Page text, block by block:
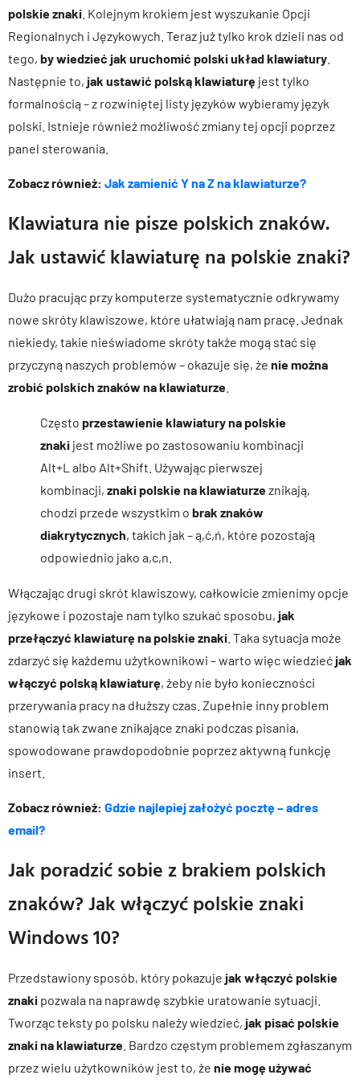
polskie znaki . Kolejnym krokiem jest wyszukanie Opcji
Regionalnych i Językowych. Teraz już tylko krok dzieli nas od
tego, by wiedzieć jak uruchomić polski układ klawiatury
Następnie to, jak ustawić polską klawiaturę jest tylko
formalnością – z rozwiniętej listy języków wybieramy język
polski. Istnieje również możliwość zmiany tej opcji poprzez
panel sterowania.
Zobacz również: Jak zamienić Y na Z na klawiaturze?
Klawiatura nie pisze polskich znaków.
Jak ustawić klawiaturę na polskie znaki?
Dużo pracując przy komputerze systematycznie odkrywamy
nowe skróty klawiszowe, które ułatwiają nam pracę. Jednak
niekiedy, takie nieświadome skróty także mogą stać się
przyczyną naszych problemów – okazuje się, że nie można
zrobić polskich znaków na klawiaturze
Często przestawienie klawiatury na polskie
znaki jest możliwe po zastosowaniu kombinacji
Alt+L albo Alt+Shift. Używając pierwszej
kombinacji, znaki polskie na klawiaturzeznikają,
chodzi przede wszystkim o brak znaków
diakrytycznych, takich jak – ą,ć,ń, które pozostają
odpowiednio jako a,c,n.
Włączając drugi skrót klawiszowy, całkowicie zmienimy opcje
językowe i pozostaje nam tylko szukać sposobu, jak
przełączyć klawiaturę na polskie znaki . Taka sytuacja może
zdarzyć się każdemu użytkownikowi – warto więc wiedzieć jak
włączyć polską klawiaturę, żeby nie było konieczności
przerywania pracy na dłuższy czas. Zupełnie inny problem
stanowią tak zwane znikające znaki podczas pisania,
spowodowane prawdopodobnie poprzez aktywną funkcję
insert.
Zobacz również: Gdzie najlepiej założyć pocztę – adres
email?
Jak poradzić sobie z brakiem polskich
znaków? Jak włączyć polskie znaki
Windows 10?
Przedstawiony sposób, który pokazuje jak włączyć polskie
znaki pozwala na naprawdę szybkie uratowanie sytuacji.
Tworząc teksty po polsku należy wiedzieć, jak pisać polskie
znaki na klawiaturze . Bardzo częstym problemem zgłaszanym
przez wielu użytkowników jest to, że nie mogę używać